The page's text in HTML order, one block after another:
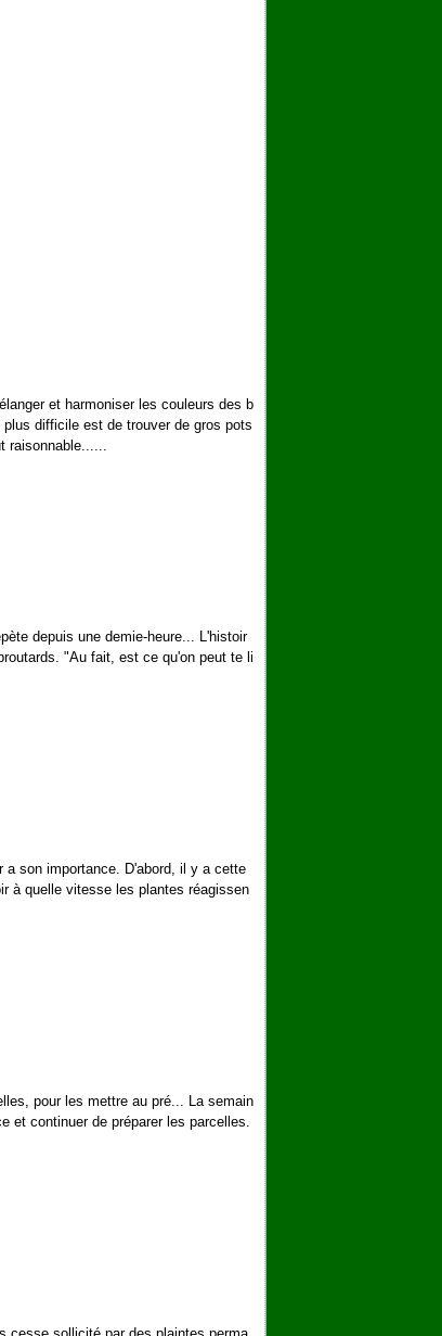
et harmoniser les couleurs des b
difficile est de trouver de gros pots
raisonnable......
depuis une demie-heure... L'histoir
"Au fait, est ce qu'on peut te li
a son importance. D'abord, il y a cette
à quelle vitesse les plantes réagissen
pour les mettre au pré... La semain
et continuer de préparer les parcelles.